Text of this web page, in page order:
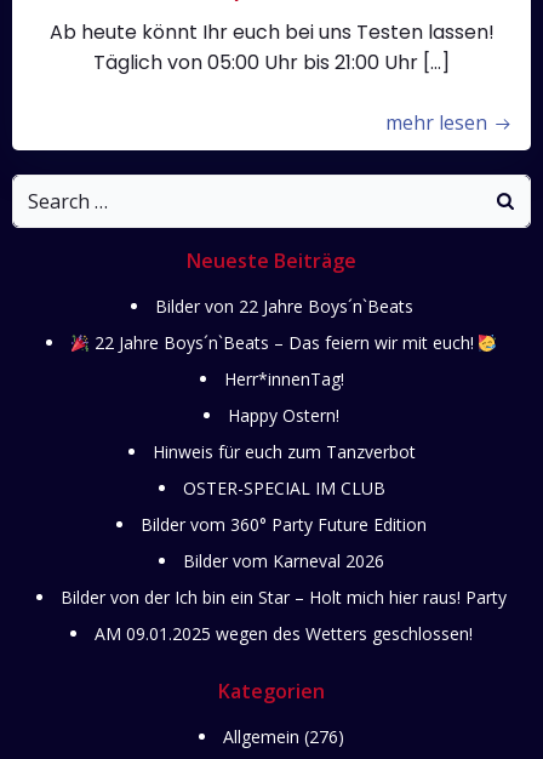
Ab heute könnt Ihr euch bei uns Testen lassen!
Täglich von 05:00 Uhr bis 21:00 Uhr […]
mehr lesen
Search
for:
Neueste Beiträge
Bilder von 22 Jahre Boys´n`Beats
22 Jahre Boys´n`Beats – Das feiern wir mit euch!
Herr*innenTag!
Happy Ostern!
Hinweis für euch zum Tanzverbot
OSTER-SPECIAL IM CLUB
Bilder vom 360° Party Future Edition
Bilder vom Karneval 2026
Bilder von der Ich bin ein Star – Holt mich hier raus! Party
AM 09.01.2025 wegen des Wetters geschlossen!
Kategorien
Allgemein (276)